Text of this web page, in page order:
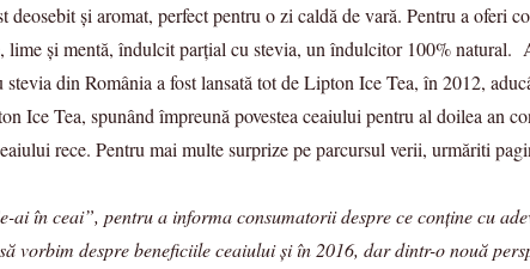
deosebit și aromat, perfect pentru o zi caldă de vară. Pentru a oferi
lime și mentă, îndulcit parțial cu stevia, un îndulcitor 100%
din România a fost lansată tot de Lipton Ice Tea, în 2012,
Ice Tea, spunând împreună povestea ceaiului pentru al doilea
rece. Pentru mai multe surprize pe parcursul verii, urmăriti
ai în ceai”, pentru a informa consumatorii despre ce conține cu
vorbim despre beneficiile ceaiului și în 2016, dar dintr-o nouă